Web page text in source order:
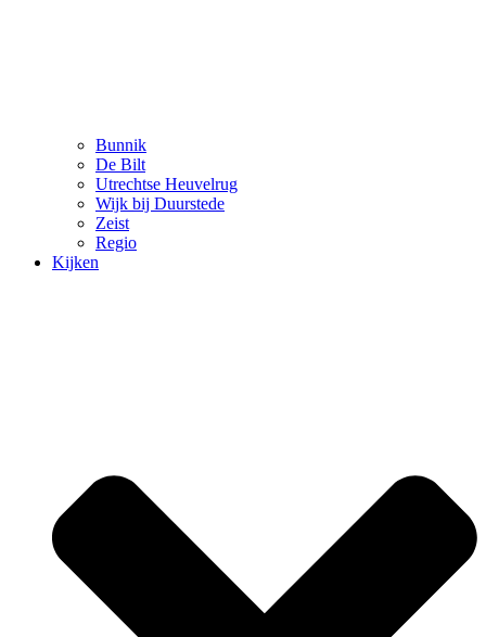
Bunnik
De Bilt
Utrechtse Heuvelrug
Wijk bij Duurstede
Zeist
Regio
Kijken